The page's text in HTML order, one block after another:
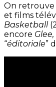
On retrouve
et films
Basketball
encore Glee,
“éditoriale”